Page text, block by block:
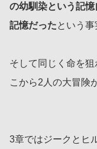
の幼馴染という記
記憶だったという事
そして同じく命を
こから2人の大冒険
3章ではジークとヒ